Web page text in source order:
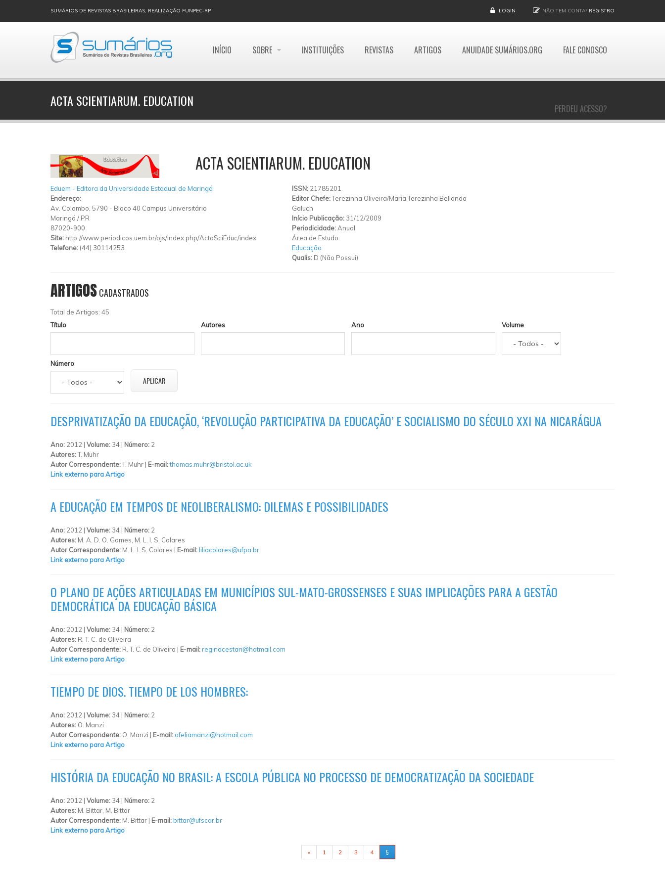
SUMÁRIOS DE REVISTAS BRASILEIRAS, REALIZAÇÃO FUNPEC-RP LOGIN NÃO TEM CONTA? REGISTRO
INÍCIO SOBRE INSTITUIÇÕES REVISTAS ARTIGOS ANUIDADE SUMÁRIOS.ORG FALE CONOSCO
PERDEU ACESSO?
ACTA SCIENTIARUM. EDUCATION
ACTA SCIENTIARUM. EDUCATION
Eduem - Editora da Universidade Estadual de Maringá
Endereço:
Av. Colombo, 5790 - Bloco 40 Campus Universitário
Maringá / PR
87020-900
Site: http://www.periodicos.uem.br/ojs/index.php/ActaSciEduc/index
Telefone: (44) 30114253
ISSN: 21785201
Editor Chefe:Terezinha Oliveira/Maria Terezinha Bellanda
Galuch
Início Publicação: 31/12/2009
Periodicidade:Anual
Área de Estudo
Educação
Qualis: D (Não Possui)
ARTIGOSCADASTRADOS
Total de Artigos: 45
Título
Autores Ano Volume
Número
DESPRIVATIZAÇÃO DA EDUCAÇÃO, ‘REVOLUÇÃO PARTICIPATIVA DA EDUCAÇÃO’ E SOCIALISMO DO SÉCULO XXI NA NICARÁGUA
Ano: 2012 | Volume: 34 | Número: 2
Autores:T. Muhr
Autor Correspondente:T. Muhr | E-mail:thomas.muhr@bristol.ac.uk
Link externo para Artigo
A EDUCAÇÃO EM TEMPOS DE NEOLIBERALISMO: DILEMAS E POSSIBILIDADES
Ano: 2012 | Volume: 34 | Número: 2
Autores: M. A. D. O. Gomes, M. L. I. S. Colares
Autor Correspondente: M. L. I. S. Colares | E-mail:liliacolares@ufpa.br
Link externo para Artigo
O PLANO DE AÇÕES ARTICULADAS EM MUNICÍPIOS SUL-MATO-GROSSENSES E SUAS IMPLICAÇÕES PARA A GESTÃO
DEMOCRÁTICA DA EDUCAÇÃO BÁSICA
Ano: 2012 | Volume: 34 | Número: 2
Autores: R. T. C. de Oliveira
Autor Correspondente: R. T. C. de Oliveira | E-mail:reginacestari@hotmail.com
Link externo para Artigo
TIEMPO DE DIOS. TIEMPO DE LOS HOMBRES:
Ano: 2012 | Volume: 34 | Número: 2
Autores: O. Manzi
Autor Correspondente: O. Manzi | E-mail: ofeliamanzi@hotmail.com
Link externo para Artigo
HISTÓRIA DA EDUCAÇÃO NO BRASIL: A ESCOLA PÚBLICA NO PROCESSO DE DEMOCRATIZAÇÃO DA SOCIEDADE
Ano: 2012 | Volume: 34 | Número: 2
Autores: M. Bittar, M. Bittar
Autor Correspondente: M. Bittar | E-mail:bittar@ufscar.br
Link externo para Artigo
« 1 2 3 4 5